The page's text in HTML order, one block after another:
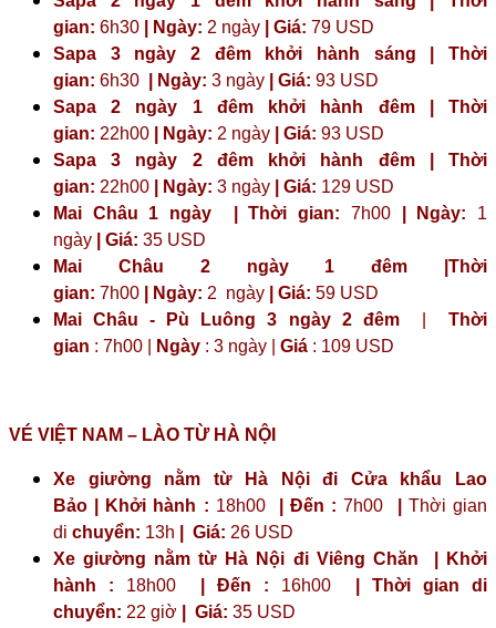
gian: 6h30 | Ngày: 2 ngày | Giá: 79 USD
Sapa 3 ngày 2 đêm khởi hành sáng | Thời
gian: 6h30 | Ngày: 3 ngày | Giá: 93 USD
Sapa 2 ngày 1 đêm khởi hành đêm | Thời
gian: 22h00 | Ngày: 2 ngày | Giá: 93 USD
Sapa 3 ngày 2 đêm khởi hành đêm | Thời
gian: 22h00 | Ngày: 3 ngày | Giá: 129 USD
Mai Châu 1 ngày | Thời gian: 7h00 | Ngày: 1
ngày
| Giá: 35 USD
Mai Châu 2 ngày 1 đêm |Thời
gian: 7h00 | Ngày: 2 ngày Giá: 59 USD
Mai Châu - Pù Luông 3 ngày 2 đêm
Thời
gian : 7h00 | Ngày : 3 ngày | Giá : 109 USD
VÉ VIỆT NAM – LÀO TỪ HÀ NỘI
Xe giường nằm từ Hà Nội đi Cửa khẩu Lao
Bảo | Khởi hành : 18h00| Đến : 7h00
Thời gian
di chuyển: 13h Giá: 26 USD
Xe giường nằm từ Hà Nội đi Viêng Chăn | Khởi
hành : 18h00 | Đến : 16h00 | Thời gian di
chuyển: 22 giờ | Giá: 35 USD